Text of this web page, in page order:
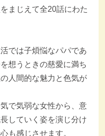
まじえて全20話にわた
では子煩悩なパパであ
想うときの慈愛に満ち
人間的な魅力と色気が
で気弱な女性から、意
していく姿を演じ分け
も感じさせます。